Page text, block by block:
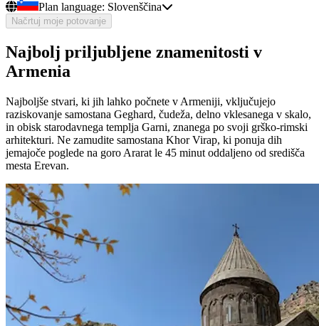
Plan language: Slovenščina
Načrtuj moje potovanje
Najbolj priljubljene znamenitosti v
Armenia
Najboljše stvari, ki jih lahko počnete v Armeniji, vključujejo
raziskovanje samostana Geghard, čudeža, delno vklesanega v skalo,
in obisk starodavnega templja Garni, znanega po svoji grško-rimski
arhitekturi. Ne zamudite samostana Khor Virap, ki ponuja dih
jemajoče poglede na goro Ararat le 45 minut oddaljeno od središča
mesta Erevan.